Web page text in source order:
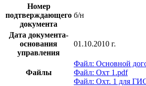
Номер
подтверждающего
документа
б/н
Дата документа-
основания
управления
01.10.2010 г.
Файлы
Файл: Основной
Файл: Охт 1.pdf
Файл: Охт. 1 для